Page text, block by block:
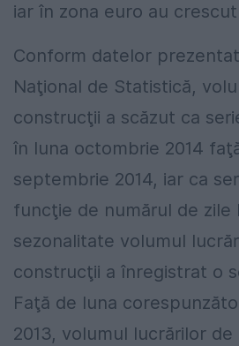
iar în zona euro au crescut
Conform datelor
Naţional de Statistică,
construcţii a scăzut ca
în luna octombrie 2014
septembrie 2014, iar ca
funcţie de numărul de zile
sezonalitate volumul
construcţii a înregistrat o
Faţă de luna
2013, volumul lucrărilor